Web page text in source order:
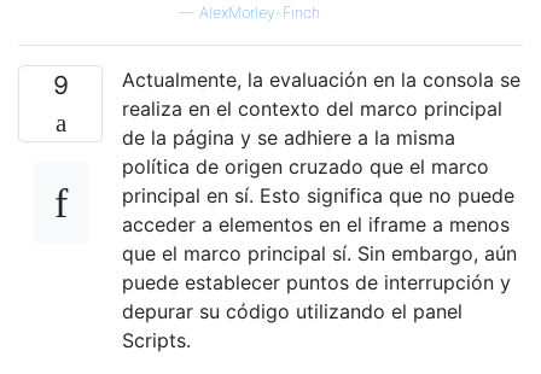
— AlexMorley-Finch
9
Actualmente, la evaluación en la consola se
realiza en el contexto del marco principal
de la página y se adhiere a la misma
política de origen cruzado que el marco
principal en sí. Esto significa que no puede
acceder a elementos en el iframe a menos
que el marco principal sí. Sin embargo, aún
puede establecer puntos de interrupción y
depurar su código utilizando el panel
Scripts.